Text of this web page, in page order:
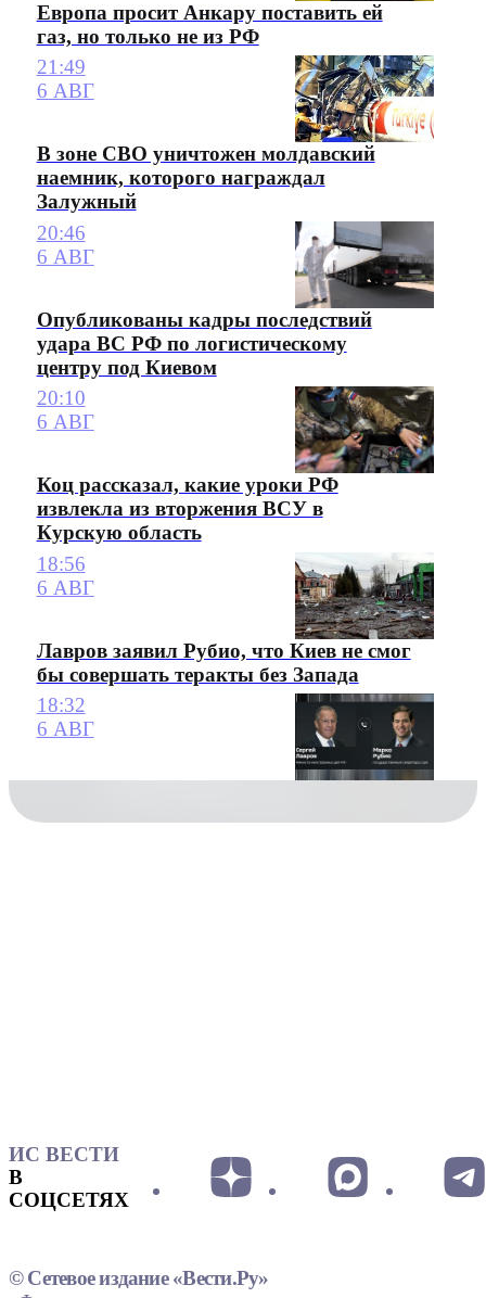
Европа просит Анкару поставить ей
газ, но только не из РФ
21:49
6 АВГ
В зоне СВО уничтожен молдавский
наемник, которого награждал
Залужный
20:46
6 АВГ
Опубликованы кадры последствий
удара ВС РФ по логистическому
центру под Киевом
20:10
6 АВГ
Коц рассказал, какие уроки РФ
извлекла из вторжения ВСУ в
Курскую область
18:56
6 АВГ
Лавров заявил Рубио, что Киев не смог
бы совершать теракты без Запада
18:32
6 АВГ
ИС ВЕСТИ
В
СОЦСЕТЯХ
© Сетевое издание «Вести.Ру»